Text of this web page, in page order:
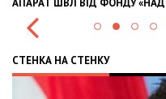
СТЕНКА НА СТЕНКУ